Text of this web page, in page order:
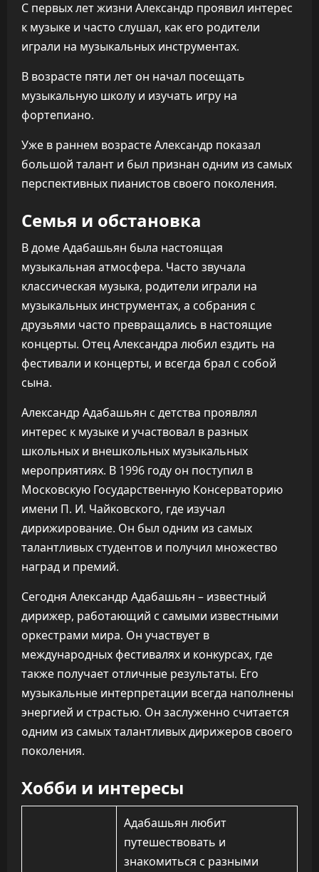
С первых лет жизни Александр проявил интерес
к музыке и часто слушал, как его родители
играли на музыкальных инструментах.
В возрасте пяти лет он начал посещать
музыкальную школу и изучать игру на
фортепиано.
Уже в раннем возрасте Александр показал
большой талант и был признан одним из самых
перспективных пианистов своего поколения.
Семья и обстановка
В доме Адабашьян была настоящая
музыкальная атмосфера. Часто звучала
классическая музыка, родители играли на
музыкальных инструментах, а собрания с
друзьями часто превращались в настоящие
концерты. Отец Александра любил ездить на
фестивали и концерты, и всегда брал с собой
сына.
Александр Адабашьян с детства проявлял
интерес к музыке и участвовал в разных
школьных и внешкольных музыкальных
мероприятиях. В 1996 году он поступил в
Московскую Государственную Консерваторию
имени П. И. Чайковского, где изучал
дирижирование. Он был одним из самых
талантливых студентов и получил множество
наград и премий.
Сегодня Александр Адабашьян – известный
дирижер, работающий с самыми известными
оркестрами мира. Он участвует в
международных фестивалях и конкурсах, где
также получает отличные результаты. Его
музыкальные интерпретации всегда наполнены
энергией и страстью. Он заслуженно считается
одним из самых талантливых дирижеров своего
поколения.
Хобби и интересы
Адабашьян любит
путешествовать и
знакомиться с разными